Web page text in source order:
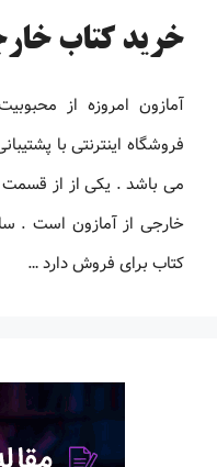
خرید کتاب
آمازون امروزه از
فروشگاه اینترنتی با
می باشد . یکی از از
کتاب برای فروش دارد …